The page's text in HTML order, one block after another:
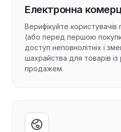
Електронна
Верифікуйте користувачів
(або перед першою
доступ неповнолітніх і
шахрайства для товарів
продажем.